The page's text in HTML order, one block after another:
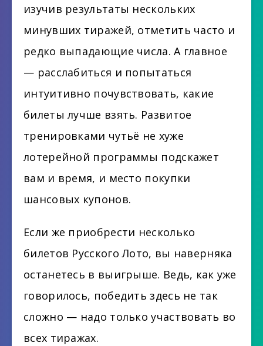
изучив результаты нескольких
минувших тиражей, отметить часто и
редко выпадающие числа. А главное
— расслабиться и попытаться
интуитивно почувствовать, какие
билеты лучше взять. Развитое
тренировками чутьё не хуже
лотерейной программы подскажет
вам и время, и место покупки
шансовых купонов.
Если же приобрести несколько
билетов Русского Лото, вы наверняка
останетесь в выигрыше. Ведь, как уже
говорилось, победить здесь не так
сложно — надо только участвовать во
всех тиражах.